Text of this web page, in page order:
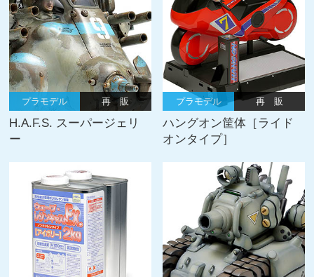
プラモデル 再 販
H.A.F.S. スーパージェリ
ー
プラモデル 再 販
ハングオン筐体［ライド
オンタイプ］